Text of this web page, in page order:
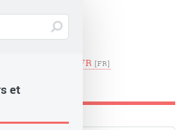
FR
et